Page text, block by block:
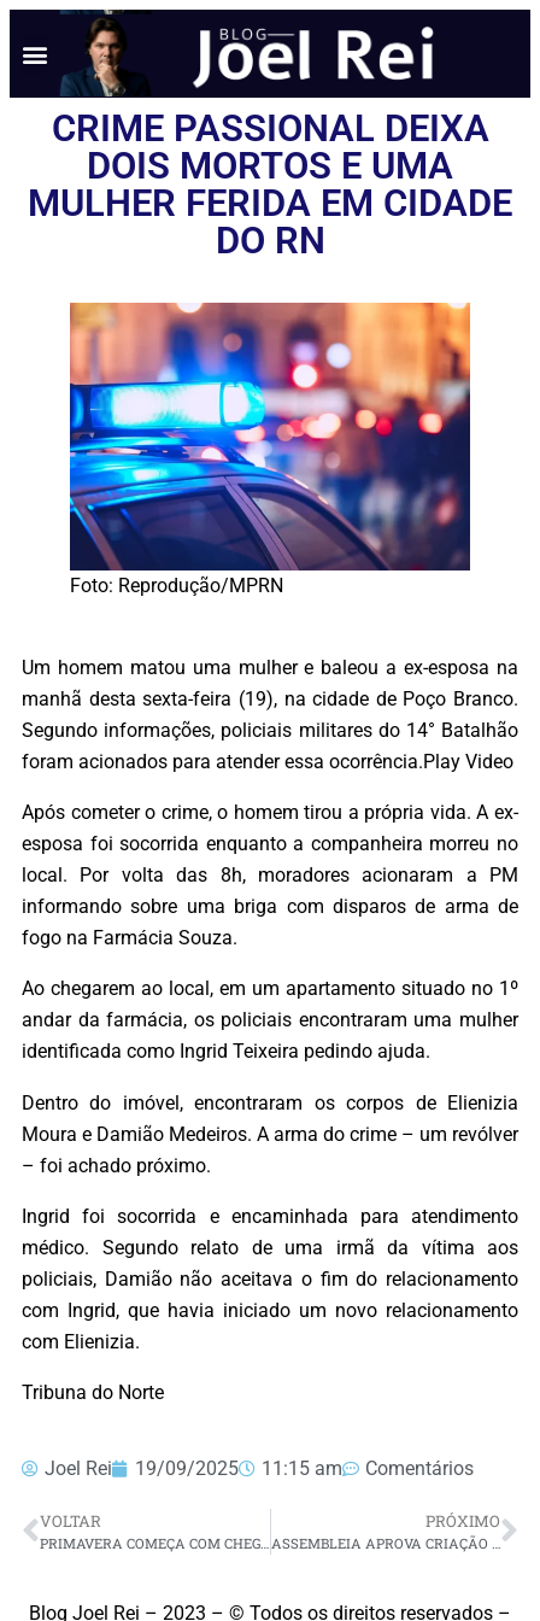
CRIME PASSIONAL DEIXA
DOIS MORTOS E UMA
MULHER FERIDA EM CIDADE
DO RN
Foto: Reprodução/MPRN
Um homem matou uma mulher e baleou a ex-esposa na
manhã desta sexta-feira (19), na cidade de Poço Branco.
Segundo informações, policiais militares do 14° Batalhão
foram acionados para atender essa ocorrência.Play Video
Após cometer o crime, o homem tirou a própria vida. A ex-
esposa foi socorrida enquanto a companheira morreu no
local. Por volta das 8h, moradores acionaram a PM
informando sobre uma briga com disparos de arma de
fogo na Farmácia Souza.
Ao chegarem ao local, em um apartamento situado no 1º
andar da farmácia, os policiais encontraram uma mulher
identificada como Ingrid Teixeira pedindo ajuda.
Dentro do imóvel, encontraram os corpos de Elienizia
Moura e Damião Medeiros. A arma do crime – um revólver
– foi achado próximo.
Ingrid foi socorrida e encaminhada para atendimento
médico. Segundo relato de uma irmã da vítima aos
policiais, Damião não aceitava o fim do relacionamento
com Ingrid, que havia iniciado um novo relacionamento
com Elienizia.
Tribuna do Norte
Joel Rei 19/09/2025 11:15 am Comentários
VOLTAR PRÓXIMO
Blog Joel Rei – 2023 – © Todos os direitos reservados –